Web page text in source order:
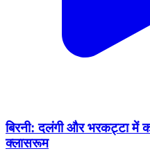
बिरनी: दलंगी और भरकट्टा में
क्लासरूम